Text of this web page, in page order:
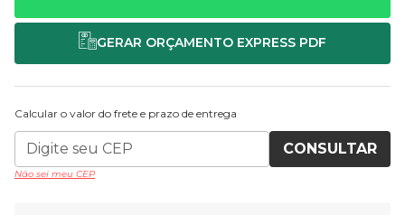
Calcular o valor do frete e prazo de entrega
CONSULTAR
Não sei meu CEP